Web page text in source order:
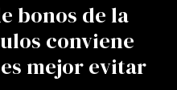
bonos de la
conviene
mejor evitar